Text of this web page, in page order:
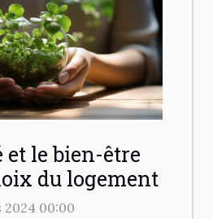
et le bien-être
du logement
2024 00:00